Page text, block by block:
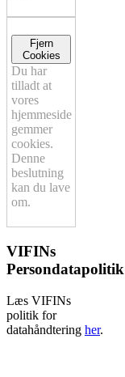
Fjern
Cookies
Du har
tilladt at
vores
hjemmeside
gemmer
cookies.
Denne
beslutning
kan du lave
om.
VIFINs
Persondatapolitik
Læs VIFINs
politik for
datahåndtering her.